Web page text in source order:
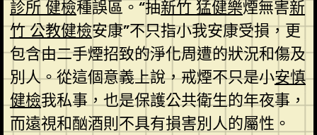
診所 健檢種誤區。“抽新竹 猛健樂煙無害新
竹 公教健檢安康”不只指小我安康受損，更
包含由二手煙招致的淨化周遭的狀況和傷及
別人。從這個意義上說，戒煙不只是小安慎
健檢我私事，也是保護公共衛生的年夜事，
而遠視和酗酒則不具有損害別人的屬性。